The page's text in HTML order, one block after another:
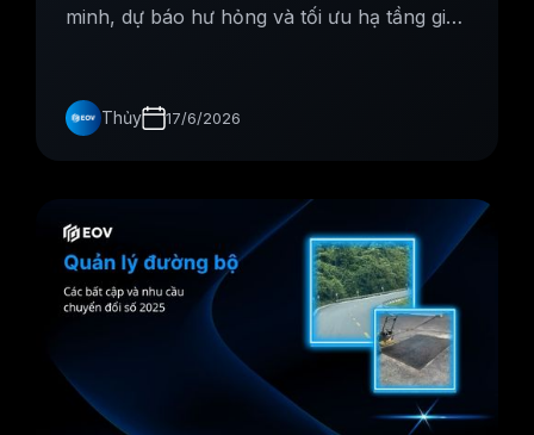
minh, dự báo hư hỏng và tối ưu hạ tầng giao
Thủy 17/6/2026